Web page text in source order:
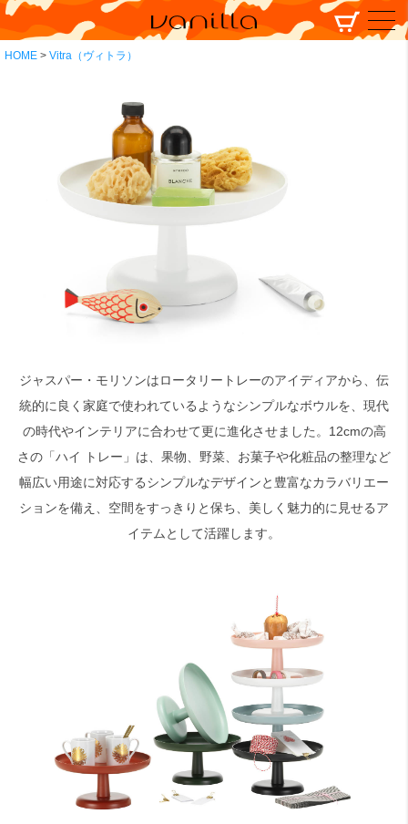
HOME Vitra（ヴィトラ）
検索
ジャスパー・モリソンはロータリートレーのアイディアから、伝
統的に良く家庭で使われているようなシンプルなボウルを、現代
の時代やインテリアに合わせて更に進化させました。12cmの高
さの「ハイ トレー」は、果物、野菜、お菓子や化粧品の整理など
幅広い用途に対応するシンプルなデザインと豊富なカラバリエー
ションを備え、空間をすっきりと保ち、美しく魅力的に見せるア
イテムとして活躍します。